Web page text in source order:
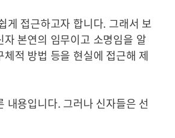
게 접근하고자 합니다. 그래서 보
본연의 임무이고 소명임을 알
적 방법 등을 현실에 접근해 제
내용입니다. 그러나 신자들은 선